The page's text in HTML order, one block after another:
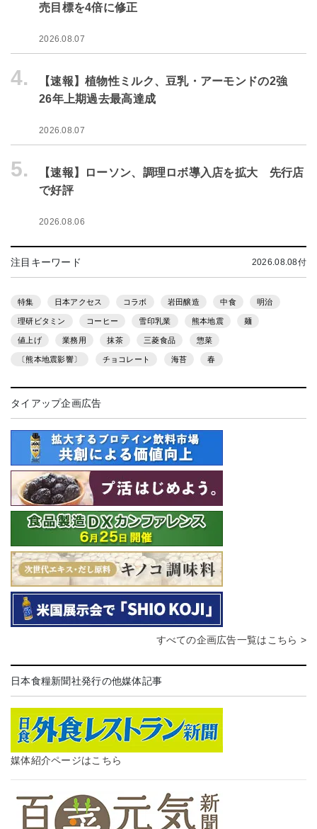
売目標を4倍に修正
2026.08.07
4.
【速報】植物性ミルク、豆乳・アーモンドの2強
26年上期過去最高達成
2026.08.07
5.
【速報】ローソン、調理ロボ導入店を拡大 先行店
で好評
2026.08.06
注目キーワード 2026.08.08付
特集 日本アクセス コラボ 岩田醸造 中食 明治
理研ビタミン コーヒー 雪印乳業 熊本地震 麺
値上げ 業務用 抹茶 三菱食品 惣菜
〔熊本地震影響〕 チョコレート 海苔 春
タイアップ企画広告
すべての企画広告一覧はこちら >
日本食糧新聞社発行の他媒体記事
媒体紹介ページはこちら